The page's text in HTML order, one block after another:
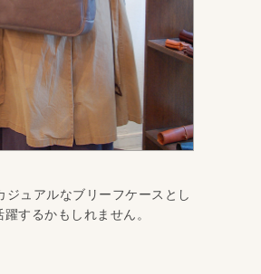
ジュアルなブリーフケースとし
躍するかもしれません。